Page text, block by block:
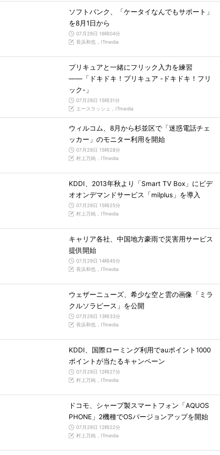
ソフトバンク、「ケータイなんでもサポート」
を8月1日から
07月29日 16時04分
長浜和也，ITmedia
プリキュアと一緒にフリック入力を練習
――「ドキドキ！プリキュア -ドキドキ！フリ
ック-」
07月29日 15時31分
エースラッシュ，ITmedia
ウィルコム、8月から杉並区で「迷惑電話チェ
ッカー」のモニター利用を開始
07月29日 15時28分
村上万純，ITmedia
KDDI、2013年秋より「Smart TV Box」にビデ
オオンデマンドサービス「milplus」を導入
07月29日 15時25分
村上万純，ITmedia
キャリア各社、中国地方豪雨で災害用サービス
提供開始
07月29日 14時45分
長浜和也，ITmedia
ウェザーニューズ、希少な空と雲の画像「ミラ
クルソラピース」を公開
07月29日 13時33分
長浜和也，ITmedia
KDDI、国際ローミング利用でauポイント1000
ポイントが当たるキャンペーン
07月29日 12時27分
村上万純，ITmedia
ドコモ、シャープ製スマートフォン「AQUOS
PHONE」2機種でOSバージョンアップを開始
07月29日 12時22分
村上万純，ITmedia